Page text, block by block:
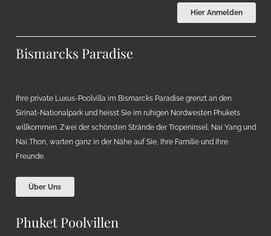
Hier Anmelden
Bismarcks Paradise
Ihre private Luxus-Poolvilla im Bismarcks Paradise grenzt an den
Sirinat-Nationalpark und heisst Sie im ruhigen Nordwesten Phukets
willkommen. Zwei der schönsten Strände der Tropeninsel, Nai Yang und
Nai Thon, warten ganz in der Nähe auf Sie, Ihre Familie und Ihre
Freunde.
Über Uns
Phuket Poolvillen